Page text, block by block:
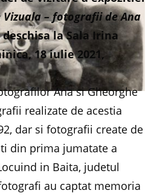
Vizuala – fotografii de Ana
deschisa la Sala Irina
18 iulie 2021,
Ana si Gheorghe
realizate de acestia
dar si fotografii create de
din prima jumatate a
in Baita, judetul
au captat memoria